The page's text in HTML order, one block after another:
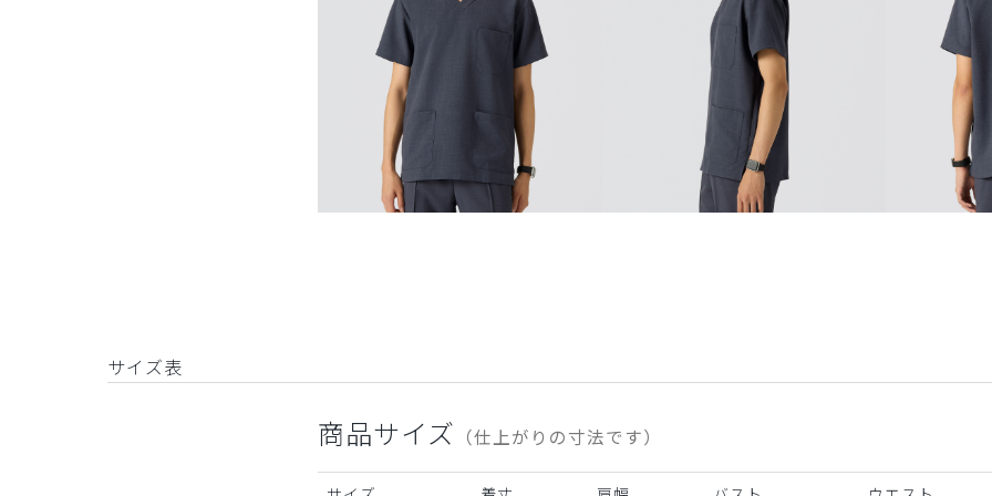
サイズ表
商品サイズ （仕上がりの寸法です）